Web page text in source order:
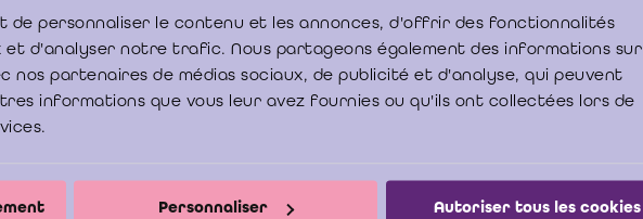
de personnaliser le contenu et les annonces, d'offrir des fonctionnalités
et d'analyser notre trafic. Nous partageons également des informations sur
nos partenaires de médias sociaux, de publicité et d'analyse, qui peuvent
informations que vous leur avez fournies ou qu'ils ont collectées lors de
Personnaliser Autoriser tous les cookies
complète + traduction en néerlandais
Download